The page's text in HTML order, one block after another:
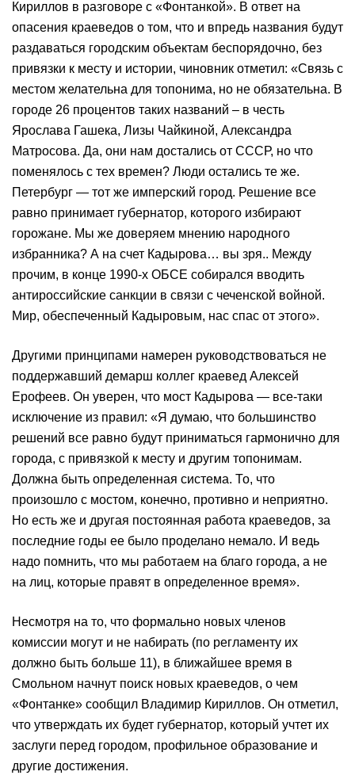
Кириллов в разговоре с «Фонтанкой». В ответ на
опасения краеведов о том, что и впредь названия будут
раздаваться городским объектам беспорядочно, без
привязки к месту и истории, чиновник отметил: «Связь с
местом желательна для топонима, но не обязательна. В
городе 26 процентов таких названий – в честь
Ярослава Гашека, Лизы Чайкиной, Александра
Матросова. Да, они нам достались от СССР, но что
поменялось с тех времен? Люди остались те же.
Петербург — тот же имперский город. Решение все
равно принимает губернатор, которого избирают
горожане. Мы же доверяем мнению народного
избранника? А на счет Кадырова… вы зря.. Между
прочим, в конце 1990-х ОБСЕ собирался вводить
антироссийские санкции в связи с чеченской войной.
Мир, обеспеченный Кадыровым, нас спас от этого».
Другими принципами намерен руководствоваться не
поддержавший демарш коллег краевед Алексей
Ерофеев. Он уверен, что мост Кадырова — все-таки
исключение из правил: «Я думаю, что большинство
решений все равно будут приниматься гармонично для
города, с привязкой к месту и другим топонимам.
Должна быть определенная система. То, что
произошло с мостом, конечно, противно и неприятно.
Но есть же и другая постоянная работа краеведов, за
последние годы ее было проделано немало. И ведь
надо помнить, что мы работаем на благо города, а не
на лиц, которые правят в определенное время».
Несмотря на то, что формально новых членов
комиссии могут и не набирать (по регламенту их
должно быть больше 11), в ближайшее время в
Смольном начнут поиск новых краеведов, о чем
«Фонтанке» сообщил Владимир Кириллов. Он отметил,
что утверждать их будет губернатор, который учтет их
заслуги перед городом, профильное образование и
другие достижения.